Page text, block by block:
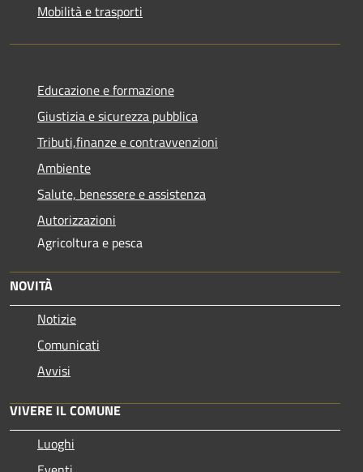
Mobilità e trasporti
Educazione e formazione
Giustizia e sicurezza pubblica
Tributi,finanze e contravvenzioni
Ambiente
Salute, benessere e assistenza
Autorizzazioni
Agricoltura e pesca
NOVITÀ
Notizie
Comunicati
Avvisi
VIVERE IL COMUNE
Luoghi